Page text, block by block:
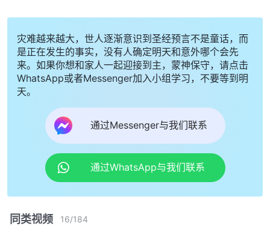
灾难越来越大，世人逐渐意识到圣经预言不是童话，而
是正在发生的事实，没有人确定明天和意外哪个会先
来。如果你想和家人一起迎接到主，蒙神保守，请点击
WhatsApp或者Messenger加入小组学习，不要等到明
天。
通过Messenger与我们联系
通过WhatsApp与我们联系
同类视频 16/184